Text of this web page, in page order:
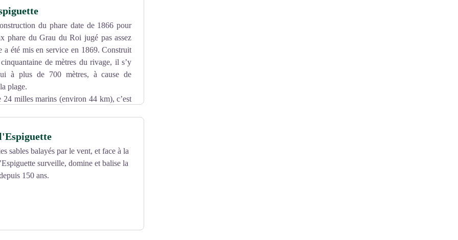
importante notamment
un rôle de nurserie pour de nombreux
etc). Les lagunes peu profondes
et limicoles (flamants roses,
(routes, canaux, digues) et d’un
www.camarguegardoise.com/
du phare date de 1866 pour
phare du Grau du Roi jugé pas assez
a été mis en service en 1869. Construit
de mètres du rivage, il s’y
à plus de 700 mètres, à cause de
plage.
24 milles marins (environ 44 km), c’est
historiques depuis le 9 octobre
sur le terrain. Une ouverture au
sables balayés par le vent, et face à la
surveille, domine et balise la
150 ans.